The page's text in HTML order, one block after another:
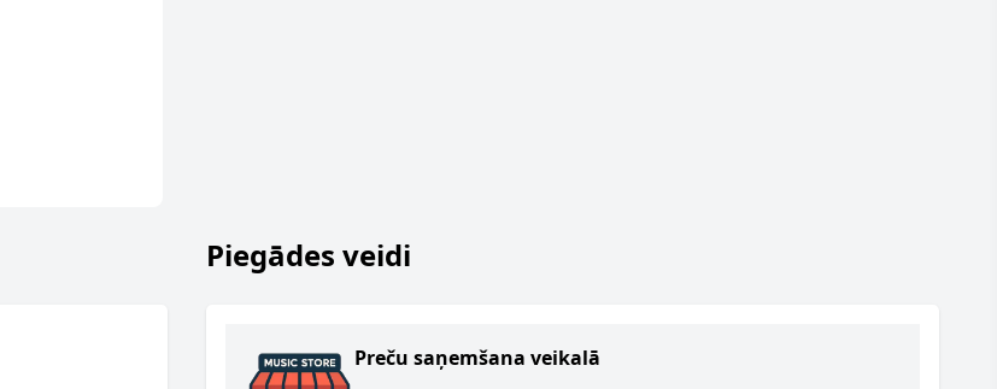
Piegādes veidi
Preču saņemšana veikalā